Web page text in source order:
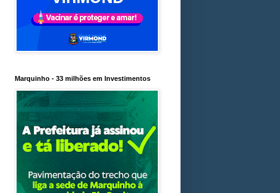
Marquinho - 33 milhões em Investimentos